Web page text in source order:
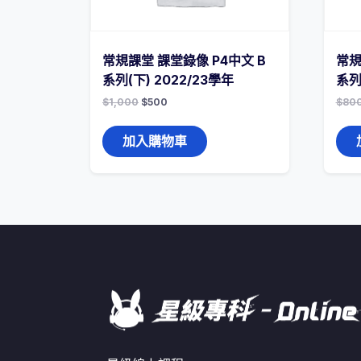
常規課堂 課堂錄像 P4中文 B
系列(下) 2022/23學年
$1,000 $500
加入購物車
常
系
$